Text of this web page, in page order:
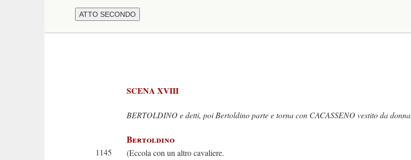
SCENA XVIII
BERTOLDINO e detti, poi Bertoldino parte e torna con CACASSENO vestito da donna
Bertoldino
1145
(Eccola con un altro cavaliere.